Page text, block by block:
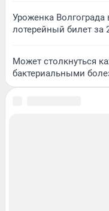
Уроженка
лотерейный билет за
Может столкнуться
бактериальными